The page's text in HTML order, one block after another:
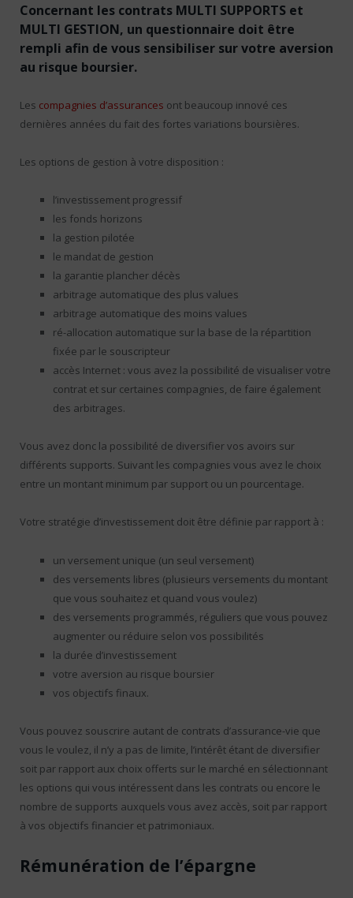
Concernant les contrats MULTI SUPPORTS et
MULTI GESTION, un questionnaire doit être
rempli afin de vous sensibiliser sur votre aversion
au risque boursier.
Les compagnies d’assurances ont beaucoup innové ces
dernières années du fait des fortes variations boursières.
Les options de gestion à votre disposition :
l’investissement progressif
les fonds horizons
la gestion pilotée
le mandat de gestion
la garantie plancher décès
arbitrage automatique des plus values
arbitrage automatique des moins values
ré-allocation automatique sur la base de la répartition
fixée par le souscripteur
accès Internet : vous avez la possibilité de visualiser votre
contrat et sur certaines compagnies, de faire également
des arbitrages.
Vous avez donc la possibilité de diversifier vos avoirs sur
différents supports. Suivant les compagnies vous avez le choix
entre un montant minimum par support ou un pourcentage.
Votre stratégie d’investissement doit être définie par rapport à :
un versement unique (un seul versement)
des versements libres (plusieurs versements du montant
que vous souhaitez et quand vous voulez)
des versements programmés, réguliers que vous pouvez
augmenter ou réduire selon vos possibilités
la durée d’investissement
votre aversion au risque boursier
vos objectifs finaux.
Vous pouvez souscrire autant de contrats d’assurance-vie que
vous le voulez, il n’y a pas de limite, l’intérêt étant de diversifier
soit par rapport aux choix offerts sur le marché en sélectionnant
les options qui vous intéressent dans les contrats ou encore le
nombre de supports auxquels vous avez accès, soit par rapport
à vos objectifs financier et patrimoniaux.
Rémunération de l’épargne